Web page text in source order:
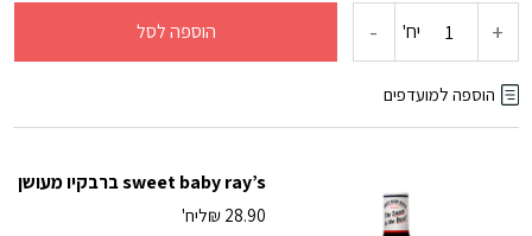
+ כמות
של
יח' - הוספה לסל
הוספה למועדפים
sweet baby ray’s ברבקיו מעושן
₪ 28.90
ליח'